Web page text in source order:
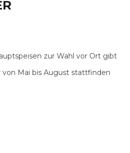
zur Wahl vor Ort gibt
von Mai bis August stattfinden